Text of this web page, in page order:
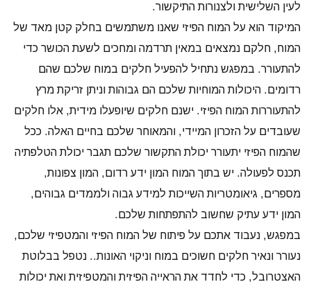
לעין השלישית ולצנורות התיקשור.
המיקוד הוא על המוח הפיזי שאנו משתמשים בחלק קטן מאד של
המוח, חלקם נמצאים במאין תרדמה ומחכים לשעת הכושר כדי
להתעורר. במפגש נתחיל להפעיל חלקים במוח שלכם שהם
רדומים. היכולות המוחיות שלכם הם גבוהות וניתן זריקת מרץ
להתעוררות המוח הפיזי. ישנם חלקים שיופעלו מידית, אלו חלקים
שעובדים על הזכרון המיידי, והמאוחר שלכם בחיים האלה. ככל
שהמוח הפיזי יתעורר יכולת התקשור שלכם תגבר יכולת הטלפתיה
תכנס לפעולה. יש בתוך המוח המון ידע רדום, המון צפונות,
מספרים, גיאומטריות השייכות למידע גבוה ולממדים גבוהים,
המון ידע עתיק שחשוב להתפתחות שלכם.
במפגש, נעבוד אתכם על פיתוח של המוח הפיזי והמטפיזי שלכם,
נעורר ונאיר חלקים חשוכים במוח וניקוי האונות.. נטפל בבלוטת
האצטרובל, כדי לחדד את הראייה הפיזית והמטפיזית ואת יכולות